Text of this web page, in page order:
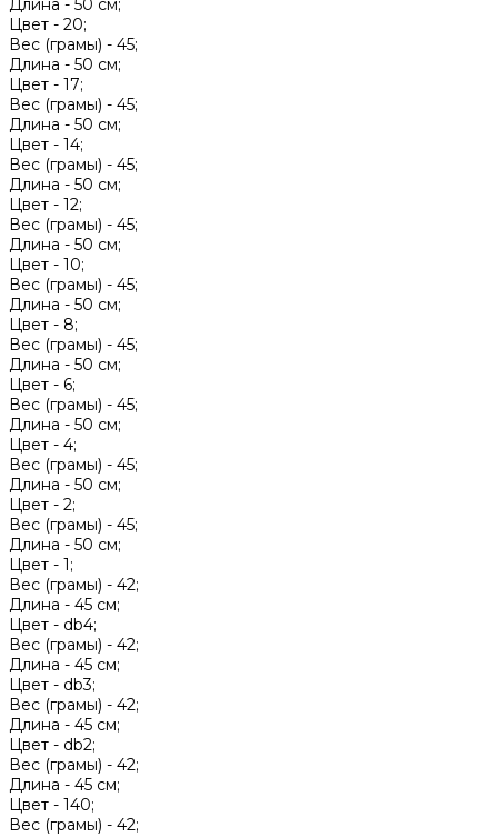
Цвет - 20;
Вес (грамы) - 45;
Длина - 50 см;
Цвет - 17;
Вес (грамы) - 45;
Длина - 50 см;
Цвет - 14;
Вес (грамы) - 45;
Длина - 50 см;
Цвет - 12;
Вес (грамы) - 45;
Длина - 50 см;
Цвет - 10;
Вес (грамы) - 45;
Длина - 50 см;
Цвет - 8;
Вес (грамы) - 45;
Длина - 50 см;
Цвет - 6;
Вес (грамы) - 45;
Длина - 50 см;
Цвет - 4;
Вес (грамы) - 45;
Длина - 50 см;
Цвет - 2;
Вес (грамы) - 45;
Длина - 50 см;
Цвет - 1;
Вес (грамы) - 42;
Длина - 45 см;
Цвет - db4;
Вес (грамы) - 42;
Длина - 45 см;
Цвет - db3;
Вес (грамы) - 42;
Длина - 45 см;
Цвет - db2;
Вес (грамы) - 42;
Длина - 45 см;
Цвет - 140;
Вес (грамы) - 42;